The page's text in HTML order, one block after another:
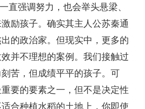
强调努力，也会举头悬梁、
励孩子。确实其主人公苏秦通
的政治家。但现实中，更多的
并不理想的案例。我们接触过
苦，但成绩平平的孩子。可
要的要素之一，但不是决定性
合种植水稻的土地上，你即使